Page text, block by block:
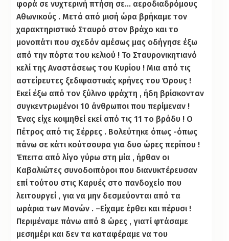
φορά σε νυχτερινή πτήση σε… αεροδιαδρόμους
Αθωνικούς . Μετά από μισή ώρα βρήκαμε τον
χαρακτηριστικό Σταυρό στον βράχο και το
μονοπάτι που σχεδόν αμέσως μας οδήγησε έξω
από την πόρτα του κελιού ! Το Σταυρονικητιανό
κελί της Αναστάσεως του Κυρίου ! Μια από τις
αστείρευτες ξεδιψαστικές κρήνες του Όρους !
Εκεί έξω από τον ξύλινο φράχτη , ήδη βρίσκονταν
συγκεντρωμένοι 10 άνθρωποι που περίμεναν !
Ένας είχε κοιμηθεί εκεί από τις 11 το βράδυ ! Ο
Πέτρος από τις Σέρρες . Βολεύτηκε όπως -όπως
πάνω σε κάτι κούτσουρα για δυο ώρες περίπου !
Έπειτα από λίγο γύρω στη μία , ήρθαν οι
Καβαλιώτες συνοδοιπόροι που διανυκτέρευσαν
επί τούτου στις Καρυές στο πανδοχείο που
λειτουργεί , για να μην δεσμεύονται από τα
ωράρια των Μονών . –Είχαμε έρθει και πέρυσι !
Περιμέναμε πάνω από 8 ώρες , γιατί φτάσαμε
μεσημέρι και δεν τα καταφέραμε να του